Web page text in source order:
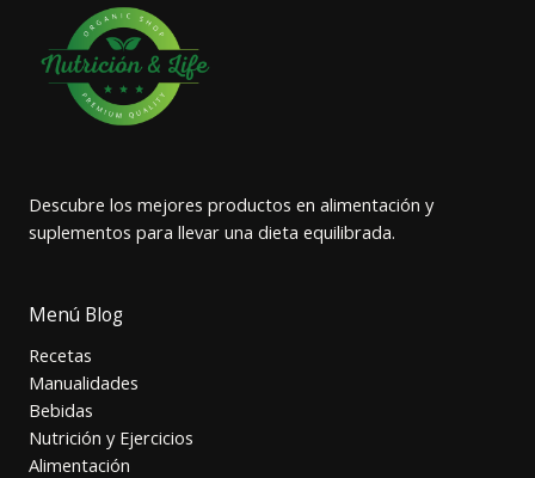
Descubre los mejores productos en alimentación y
suplementos para llevar una dieta equilibrada.
Menú Blog
Recetas
Manualidades
Bebidas
Nutrición y Ejercicios
Alimentación